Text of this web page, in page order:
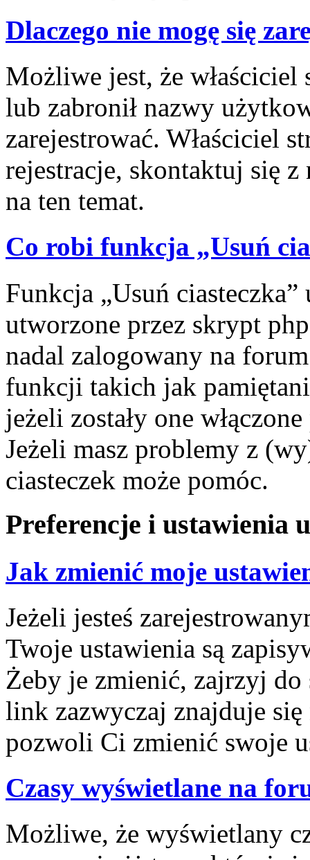
Dlaczego nie mogę się
Możliwe jest, że właściciel
lub zabronił nazwy
zarejestrować. Właściciel
rejestracje, skontaktuj się
na ten temat.
Co robi funkcja „Usuń
Funkcja „Usuń
utworzone przez skrypt
nadal zalogowany na
funkcji takich jak
jeżeli zostały one
Jeżeli masz problemy z
ciasteczek może pomóc.
Preferencje i ustawienia
Jak zmienić moje
Jeżeli jesteś
Twoje ustawienia są
Żeby je zmienić, zajrzyj
link zazwyczaj znajduje
pozwoli Ci zmienić swoje
Czasy wyświetlane na
Możliwe, że wyświetlany